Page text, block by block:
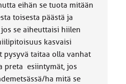
eihän se tuota mitään
toisesta päästä ja
se aiheuttaisi hiilen
kasvaisi
pysyvä taitaa olla vanhat
preta esiintymät, jos
ha mitä se